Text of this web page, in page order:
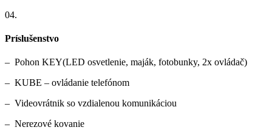
04.
Príslušenstvo
– Pohon KEY(LED osvetlenie, maják, fotobunky, 2x ovládač)
– KUBE – ovládanie telefónom
– Videovrátnik so vzdialenou komunikáciou
– Nerezové kovanie